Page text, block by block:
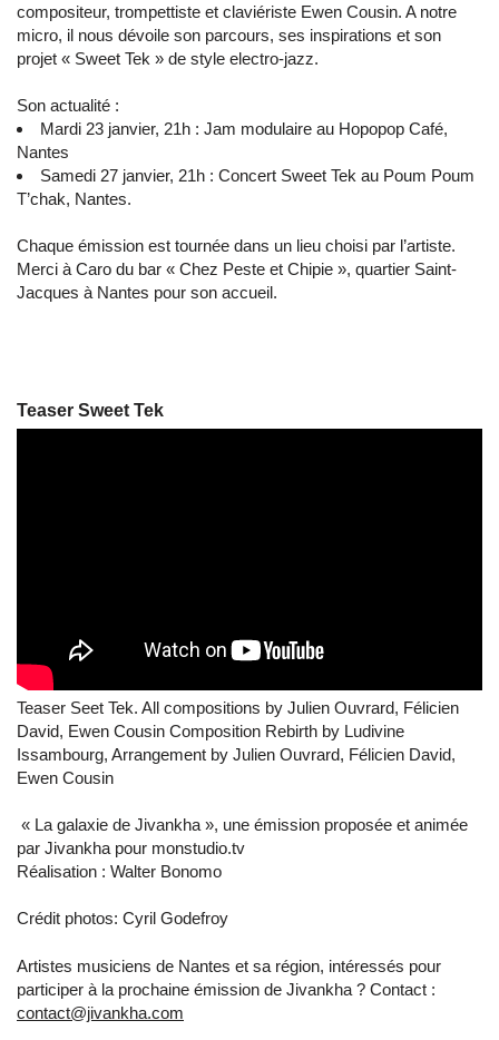
compositeur, trompettiste et claviériste Ewen Cousin. A notre
micro, il nous dévoile son parcours, ses inspirations et son
projet « Sweet Tek » de style electro-jazz.
Son actualité :
Mardi 23 janvier, 21h : Jam modulaire au Hopopop Café,
Nantes
Samedi 27 janvier, 21h : Concert Sweet Tek au Poum Poum
T’chak, Nantes.
Chaque émission est tournée dans un lieu choisi par l’artiste.
Merci à Caro du bar « Chez Peste et Chipie », quartier Saint-
Jacques à Nantes pour son accueil.
Teaser Sweet Tek
Teaser Seet Tek. All compositions by Julien Ouvrard, Félicien
David, Ewen Cousin Composition Rebirth by Ludivine
Issambourg, Arrangement by Julien Ouvrard, Félicien David,
Ewen Cousin
« La galaxie de Jivankha », une émission proposée et animée
par Jivankha pour monstudio.tv
Réalisation : Walter Bonomo
Crédit photos: Cyril Godefroy
Artistes musiciens de Nantes et sa région, intéressés pour
participer à la prochaine émission de Jivankha ? Contact :
contact@jivankha.com